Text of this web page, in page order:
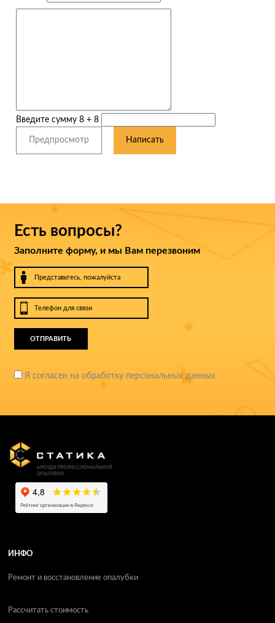
Введите сумму 8 + 8
Есть вопросы?
Заполните форму, и мы Вам перезвоним
ОТПРАВИТЬ
Я согласен на обработку персональных данных
ИНФО
Ремонт и восстановление опалубки
Рассчитать стоимость